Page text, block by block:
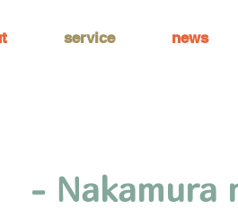
service news
- Nakamura